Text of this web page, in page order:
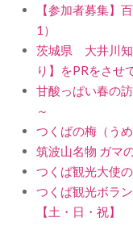
【参加者募集】
1）
茨城県 大井川知
り】をPRをさせ
甘酸っぱい春の
～
つくばの梅（う
筑波山名物 ガマ
つくば観光大使
つくば観光ボラ
【土・日・祝】